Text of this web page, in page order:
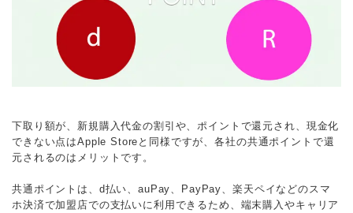
下取り額が、新規購入代金の割引や、ポイントで還元され、現金化
できない点はApple Storeと同様ですが、各社の共通ポイントで還
元されるのはメリットです。
共通ポイントは、d払い、auPay、PayPay、楽天ペイなどのスマ
ホ決済で加盟店での支払いに利用できるため、端末購入やキャリア